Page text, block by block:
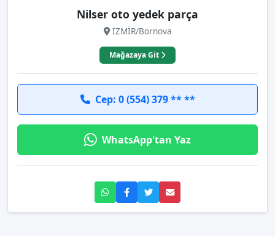
Nilser oto yedek parça
İZMİR/Bornova
Mağazaya Git
Cep: 0 (554) 379 ** **
WhatsApp'tan Yaz